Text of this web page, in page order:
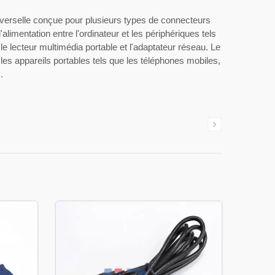
conçue pour plusieurs types de connecteurs
entre l'ordinateur et les périphériques tels
lecteur multimédia portable et l'adaptateur réseau. Le
appareils portables tels que les téléphones mobiles,